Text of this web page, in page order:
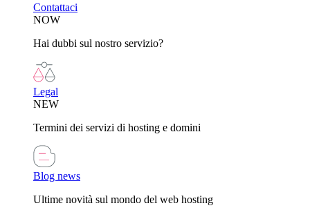
Contattaci
NOW
Hai dubbi sul nostro servizio?
Legal
NEW
Termini dei servizi di hosting e domini
Blog news
Ultime novità sul mondo del web hosting